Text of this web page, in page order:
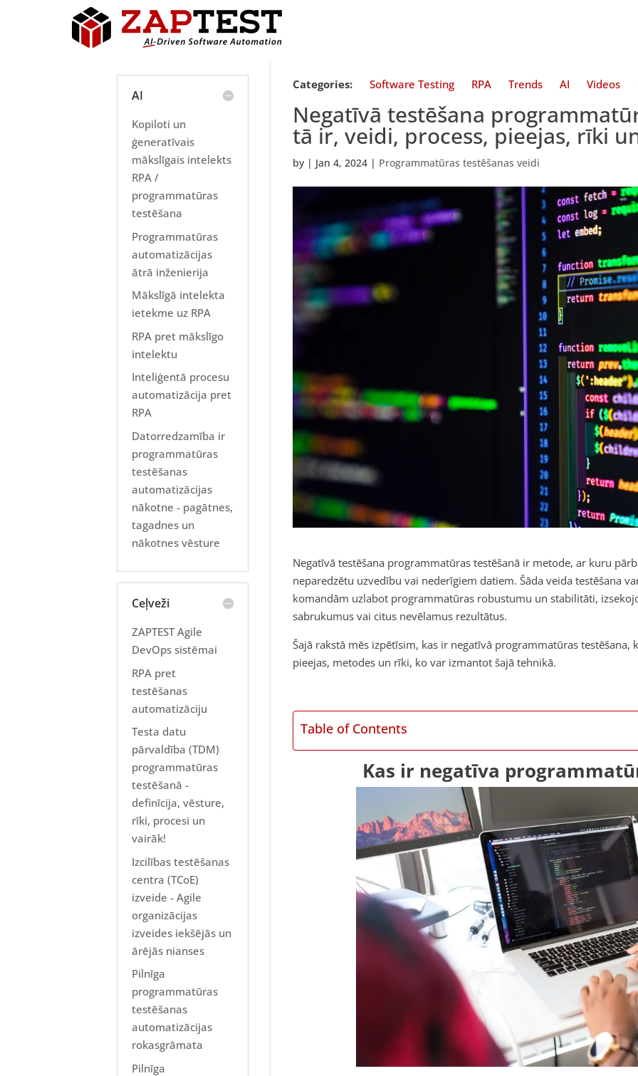
Categories: Software Testing RPA Trends AI Videos
Negatīvā testēšana
tā ir, veidi, process, pieejas, rīki
by | Jan 4, 2024 | Programmatūras testēšanas veidi
Negatīvā testēšana programmatūras testēšanā ir metode, ar kuru
neparedzētu uzvedību vai nederīgiem datiem. Šāda veida testēšana
komandām uzlabot programmatūras robustumu un stabilitāti,
sabrukumus vai citus nevēlamus rezultātus.
Šajā rakstā mēs izpētīsim, kas ir negatīvā programmatūras testēšana,
pieejas, metodes un rīki, ko var izmantot šajā tehnikā.
Table of Contents
Kas ir negatīva
AI
Kopiloti un
ģeneratīvais
mākslīgais intelekts
RPA /
programmatūras
testēšana
Programmatūras
automatizācijas
ātrā inženierija
Mākslīgā intelekta
ietekme uz RPA
RPA pret mākslīgo
intelektu
Inteliģentā procesu
automatizācija pret
RPA
Datorredzamība ir
programmatūras
testēšanas
automatizācijas
nākotne - pagātnes,
tagadnes un
nākotnes vēsture
Ceļveži
ZAPTEST Agile
DevOps sistēmai
RPA pret
testēšanas
automatizāciju
Testa datu
pārvaldība (TDM)
programmatūras
testēšanā -
definīcija, vēsture,
rīki, procesi un
vairāk!
Izcilības testēšanas
centra (TCoE)
izveide - Agile
organizācijas
izveides iekšējās un
ārējās nianses
Pilnīga
programmatūras
testēšanas
automatizācijas
rokasgrāmata
Pilnīga